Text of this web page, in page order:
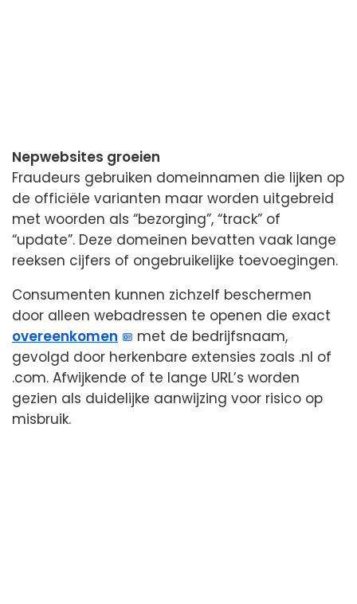
Nepwebsites groeien
Fraudeurs gebruiken domeinnamen die lijken op
de officiële varianten maar worden uitgebreid
met woorden als “bezorging”, “track” of
“update”. Deze domeinen bevatten vaak lange
reeksen cijfers of ongebruikelijke toevoegingen.
Consumenten kunnen zichzelf beschermen
door alleen webadressen te openen die exact
overeenkomen
met de bedrijfsnaam,
gevolgd door herkenbare extensies zoals .nl of
.com. Afwijkende of te lange URL’s worden
gezien als duidelijke aanwijzing voor risico op
misbruik.